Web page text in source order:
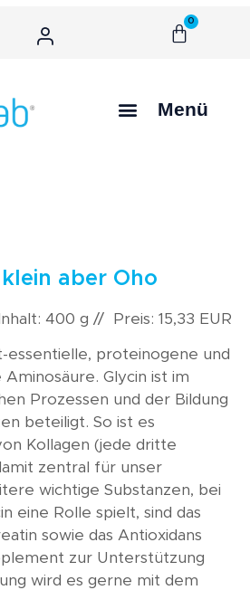
0
Menü
aber Oho
400 g // Preis: 15,33 EUR
essentielle, proteinogene und
Glycin ist im
Prozessen und der Bildung
beteiligt. So ist es
Kollagen (jede dritte
zentral für unser
wichtige Substanzen, bei
eine Rolle spielt, sind das
sowie das Antioxidans
zur Unterstützung
wird es gerne mit dem